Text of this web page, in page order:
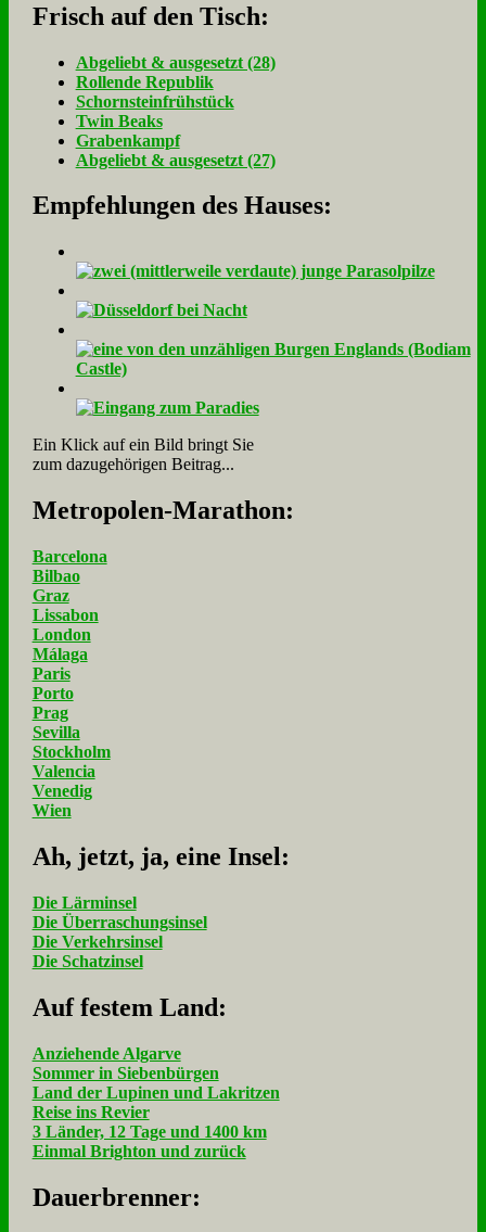
Frisch auf den Tisch:
Ab­ge­liebt & aus­ge­setzt (28)
Rol­len­de Re­pu­blik
Schorn­stein­früh­stück
Twin Beaks
Gra­ben­kampf
Ab­ge­liebt & aus­ge­setzt (27)
Empfehlungen des Hauses:
Ein Klick auf ein Bild bringt Sie
zum dazugehörigen Beitrag...
Me­tro­po­len-Ma­ra­thon:
Barcelona
Bilbao
Graz
Lissabon
London
Málaga
Paris
Porto
Prag
Sevilla
Stockholm
Valencia
Venedig
Wien
Ah, jetzt, ja, ei­ne In­sel:
Die Lärminsel
Die Überraschungsinsel
Die Verkehrsinsel
Die Schatzinsel
Auf fe­stem Land:
Anziehende Algarve
Sommer in Siebenbürgen
Land der Lupinen und Lakritzen
Reise ins Revier
3 Länder, 12 Tage und 1400 km
Einmal Brighton und zurück
Dau­er­bren­ner: